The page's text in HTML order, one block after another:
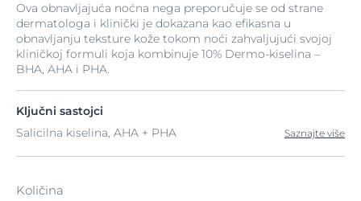
Ova obnavljajuća noćna nega preporučuje se od strane
dermatologa i klinički je dokazana kao efikasna u
obnavljanju teksture kože tokom noći zahvaljujući svojoj
kliničkoj formuli koja kombinuje 10% Dermo-kiselina –
BHA, AHA i PHA.
Ključni sastojci
Salicilna kiselina, AHA + PHA
Saznajte više
Količina